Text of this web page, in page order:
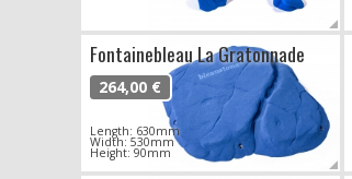
Fontainebleau La Gratonnade
264,00 €
Length: 630mm
Width: 530mm
Height: 90mm